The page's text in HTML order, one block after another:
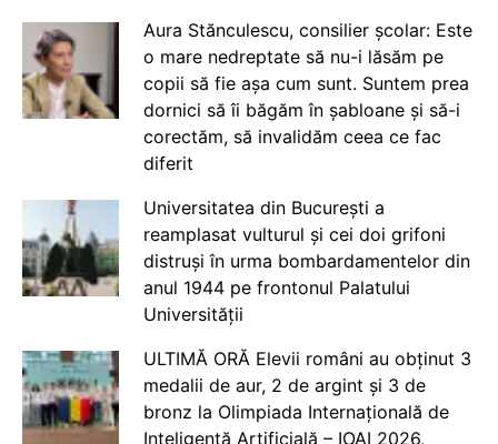
Aura Stănculescu, consilier școlar: Este
o mare nedreptate să nu-i lăsăm pe
copii să fie așa cum sunt. Suntem prea
dornici să îi băgăm în șabloane și să-i
corectăm, să invalidăm ceea ce fac
diferit
Universitatea din București a
reamplasat vulturul și cei doi grifoni
distruși în urma bombardamentelor din
anul 1944 pe frontonul Palatului
Universității
ULTIMĂ ORĂ Elevii români au obținut 3
medalii de aur, 2 de argint și 3 de
bronz la Olimpiada Internațională de
Inteligență Artificială – IOAI 2026,